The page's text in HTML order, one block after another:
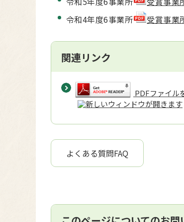
令和4年度6事業所
受賞事業
関連リンク
PDFファイル
よくある質問FAQ